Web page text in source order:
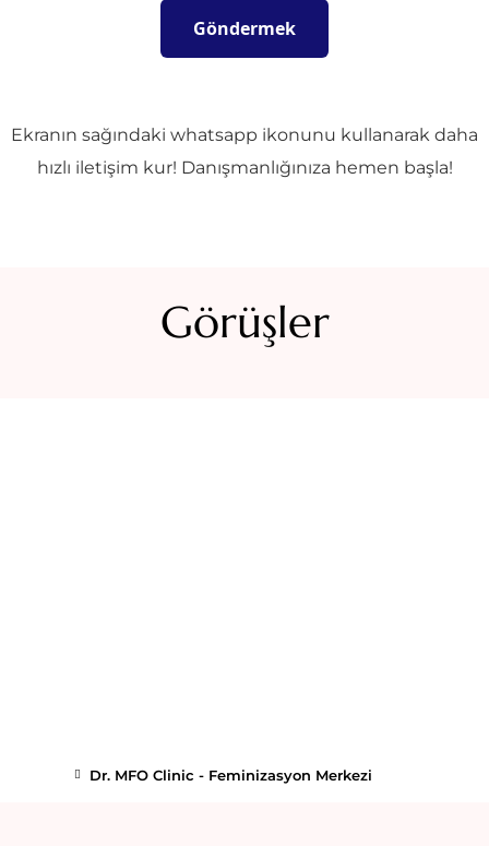
Ekranın sağındaki whatsapp ikonunu kullanarak daha
hızlı iletişim kur! Danışmanlığınıza hemen başla!
Görüşler
Dr. MFO Clinic - Feminizasyon Merkezi